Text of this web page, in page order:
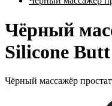
Чёрный
Silicone
Чёрный массажёр